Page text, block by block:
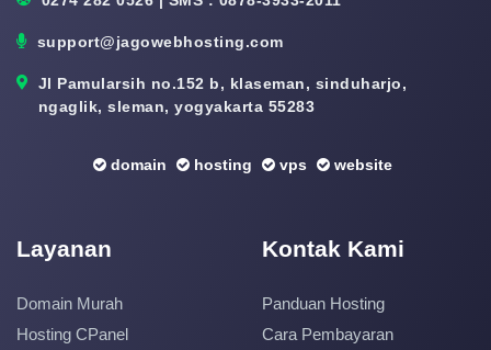
support@jagowebhosting.com
Jl Pamularsih no.152 b, klaseman, sinduharjo,
ngaglik, sleman, yogyakarta 55283
domain hosting vps website
Layanan
Domain Murah
Hosting CPanel
Kontak Kami
Panduan Hosting
Cara Pembayaran